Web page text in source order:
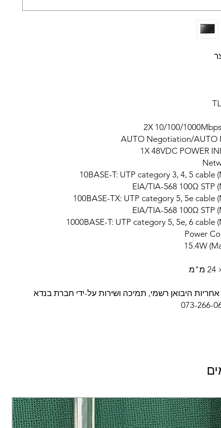
2X 10/100/
AUTO Negotiation/AUTO
1X 48VDC POWER
Power
היבואן רשמי, תמיכה ושירות על-ידי חברת בנדא